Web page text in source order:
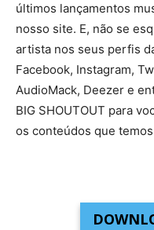
últimos lançamentos
nosso site. E, não se
artista nos seus perfis
Facebook, Instagram,
AudioMack, Deezer e
BIG SHOUTOUT para
os conteúdos que